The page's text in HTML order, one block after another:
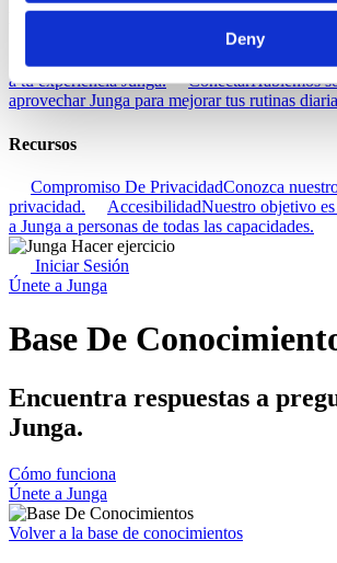
Deny
Descubra
Descubre cómo
a tu experiencia Junga.
ConectarHablemos
aprovechar Junga para mejorar tus rutinas
Recursos
Compromiso De PrivacidadConozca
privacidad.
AccesibilidadNuestro objetivo
a Junga a personas de todas las capacidades.
Iniciar Sesión
Únete a Junga
Base De
Encuentra respuestas a
Junga.
Cómo funciona
Únete a Junga
Volver a la base de conocimientos